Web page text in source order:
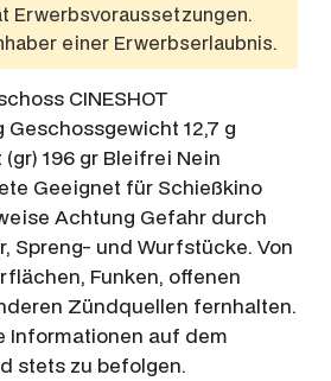
Erwerbsvoraussetzungen.
einer Erwerbserlaubnis.
CINESHOT
12,7 g
196 gr Bleifrei Nein
Geeignet für Schießkino
Achtung Gefahr durch
Spreng- und Wurfstücke. Von
Funken, offenen
Zündquellen fernhalten.
Informationen auf dem
stets zu befolgen.